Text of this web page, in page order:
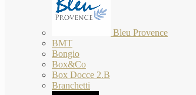
Bleu Provence
BMT
Bongio
Box&Co
Box Docce 2.B
Branchetti